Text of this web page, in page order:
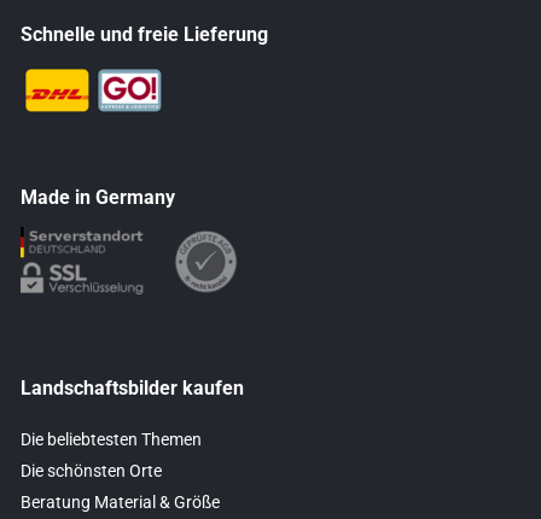
Schnelle und freie Lieferung
Made in Germany
Landschaftsbilder kaufen
Die beliebtesten Themen
Die schönsten Orte
Beratung Material & Größe